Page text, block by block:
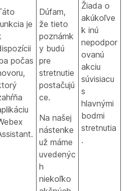
je
počas
Dúfam,
že tieto
poznámk
y budú
pre
stretnutie
postačujú
ce.
Na našej
nástenke
už máme
uvedenýc
h
niekoľko
Žiada o
akúkoľve
k inú
nepodpor
ovanú
akciu
súvisiacu
s
hlavnými
bodmi
stretnutia
.